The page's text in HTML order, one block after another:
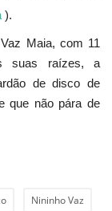
).
Maia, com 11
suas raízes, a
de disco de
que não pára de
Nininho Vaz